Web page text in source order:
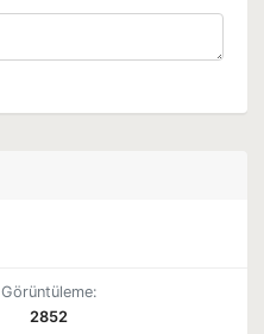
Görüntüleme:
2852